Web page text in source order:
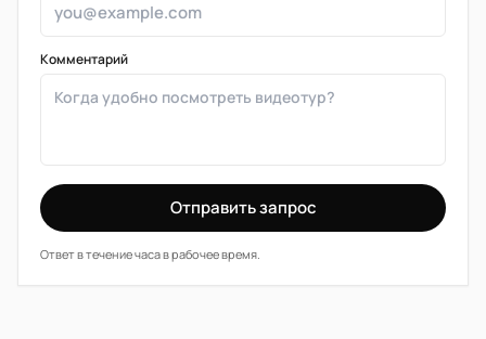
Комментарий
Отправить запрос
Ответ в течение часа в рабочее время.